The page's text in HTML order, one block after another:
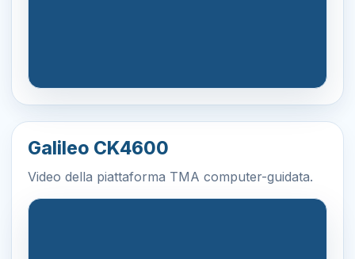
Galileo CK4600
Video della piattaforma TMA computer-guidata.